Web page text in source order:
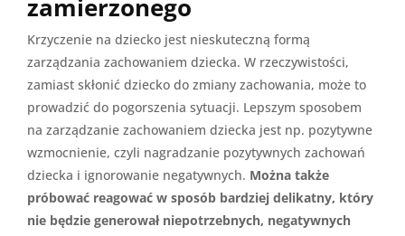
zamierzonego
Krzyczenie na dziecko jest nieskuteczną formą
zarządzania zachowaniem dziecka. W rzeczywistości,
zamiast skłonić dziecko do zmiany zachowania, może to
prowadzić do pogorszenia sytuacji. Lepszym sposobem
na zarządzanie zachowaniem dziecka jest np. pozytywne
wzmocnienie, czyli nagradzanie pozytywnych zachowań
dziecka i ignorowanie negatywnych. Można także
próbować reagować w sposób bardziej delikatny, który
nie będzie generował niepotrzebnych, negatywnych